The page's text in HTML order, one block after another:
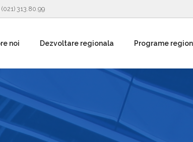
313.80.99
noi Dezvoltare regionala Programe